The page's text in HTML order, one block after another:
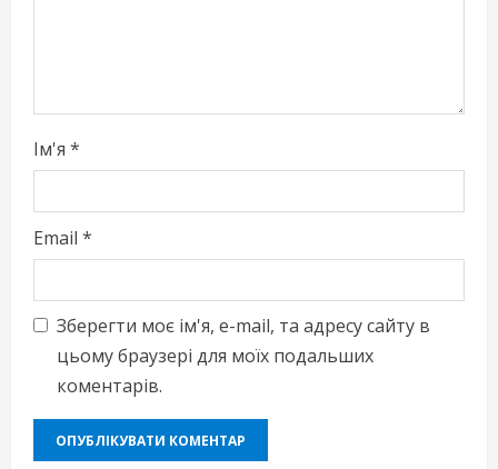
Ім'я *
Email *
Зберегти моє ім'я, e-mail, та адресу сайту в
цьому браузері для моїх подальших
коментарів.